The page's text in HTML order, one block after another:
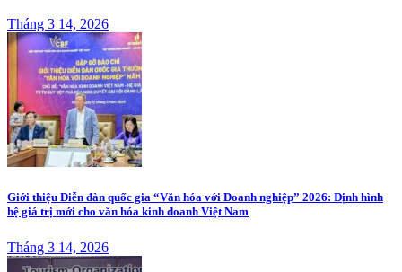
Tháng 3 14, 2026
Giới thiệu Diễn đàn quốc gia “Văn hóa với Doanh nghiệp” 2026: Định hình
hệ giá trị mới cho văn hóa kinh doanh Việt Nam
Tháng 3 14, 2026